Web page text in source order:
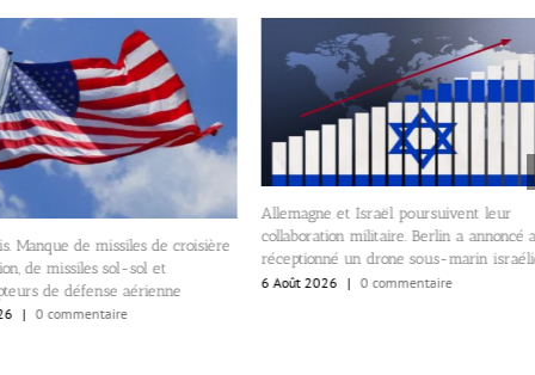
Manque de missiles de croisière
de missiles sol-sol et
de défense aérienne
| 0 commentaire
Allemagne et Israël poursuivent leur
collaboration militaire. Berlin a annoncé
réceptionné un drone sous-marin
6 Août 2026 | 0 commentaire